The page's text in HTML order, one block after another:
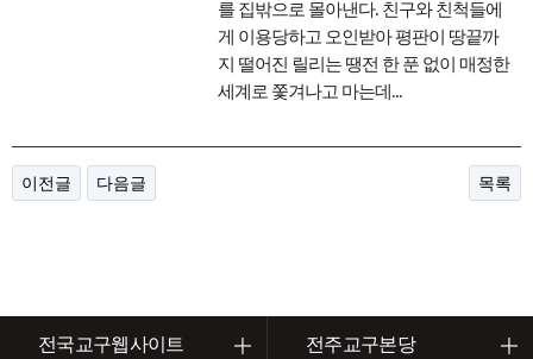
를 집밖으로 몰아낸다. 친구와 친척들에
게 이용당하고 오인받아 평판이 땅끝까
지 떨어진 릴리는 땡전 한 푼 없이 매정한
세계로 쫓겨나고 마는데...
이전글 다음글 목록
전국교구웹사이트 전주교구본당